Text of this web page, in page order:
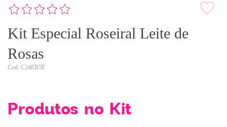
Kit Especial Roseiral Leite de
Rosas
C24EB5E
Produtos no Kit